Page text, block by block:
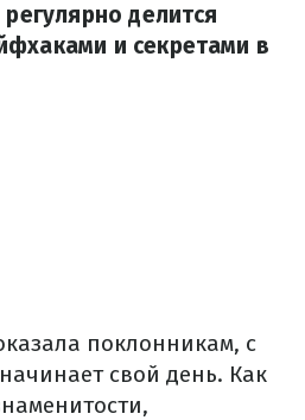
делится
и секретами в
поклонникам, с
свой день. Как